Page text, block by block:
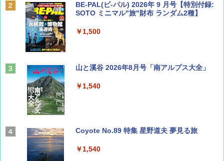
BE-PAL(ビ-パル) 2026年 9 月号【特別付録:
SOTO ミニマル"旅"財布 ランダム2種】
￥1,500
山と溪谷 2026年8月号「南アルプス大全」
￥1,540
Coyote No.89 特集 星野道夫 夢見る旅
￥1,540